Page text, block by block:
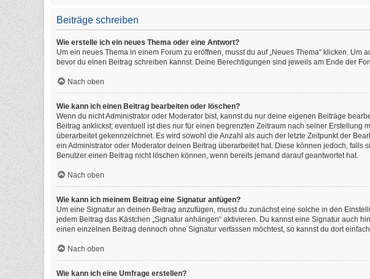
Beiträge schreiben
Wie erstelle ich ein neues Thema oder eine Antwort?
Um ein neues Thema in einem Forum zu eröffnen, musst du auf „Neues Thema“ klicken.
bevor du einen Beitrag schreiben kannst. Deine Berechtigungen sind jeweils am Ende der
Nach oben
Wie kann ich einen Beitrag bearbeiten oder löschen?
Wenn du nicht Administrator oder Moderator bist, kannst du nur deine eigenen Beiträge
Beitrag anklickst; eventuell ist dies nur für einen begrenzten Zeitraum nach seiner
überarbeitet gekennzeichnet. Es wird sowohl die Anzahl als auch der letzte Zeitpunkt der
ein Administrator oder Moderator deinen Beitrag überarbeitet hat. Diese können jedoch,
Benutzer einen Beitrag nicht löschen können, wenn bereits jemand darauf geantwortet hat.
Nach oben
Wie kann ich meinem Beitrag eine Signatur anfügen?
Um eine Signatur an deinen Beitrag anzufügen, musst du zunächst eine solche in den
jedem Beitrag das Kästchen „Signatur anhängen“ aktivieren. Du kannst eine Signatur auch
einen einzelnen Beitrag dennoch ohne Signatur verfassen möchtest, so kannst du dort
Nach oben
Wie kann ich eine Umfrage erstellen?